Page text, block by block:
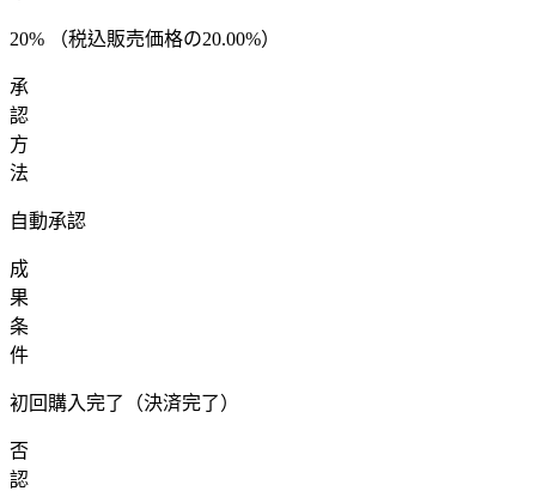
20% （税込販売価格の20.00%）
承
認
方
法
自動承認
成
果
条
件
初回購入完了（決済完了）
否
認